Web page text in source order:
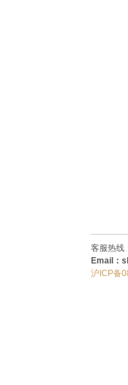
客服热线
Email：
沪ICP备